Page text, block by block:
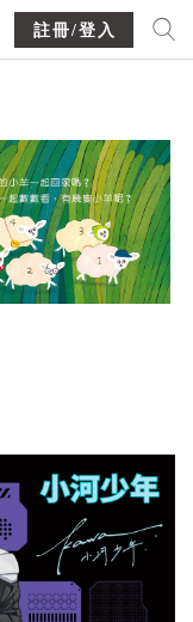
註冊/登入